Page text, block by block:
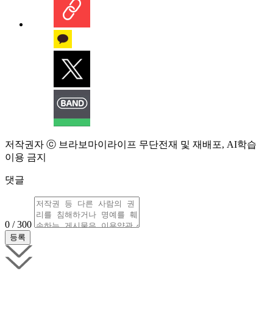
저작권자 ⓒ 브라보마이라이프 무단전재 및 재배포, AI학습
이용 금지
댓글
0 / 300